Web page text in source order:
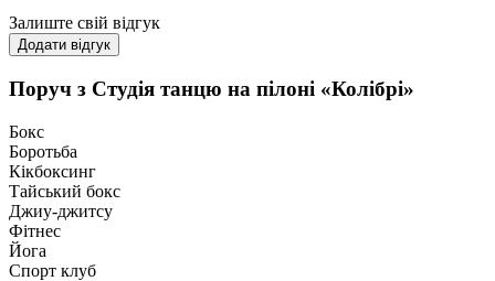
Залиште свій відгук
Додати відгук
Поруч з Студія танцю на пілоні «Колібрі»
Бокс
Боротьба
Кікбоксинг
Тайський бокс
Джиу-джитсу
Фітнес
Йога
Спорт клуб